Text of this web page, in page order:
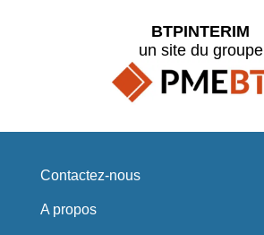
BTPINTERIM
un site du groupe
Contactez-nous
A propos